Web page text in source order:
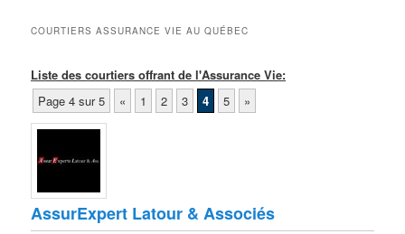
COURTIERS ASSURANCE VIE AU QUÉBEC
Liste des courtiers offrant de l'Assurance Vie:
Page 4 sur 5
« 1 2 3 4 5 »
AssurExpert Latour & Associés